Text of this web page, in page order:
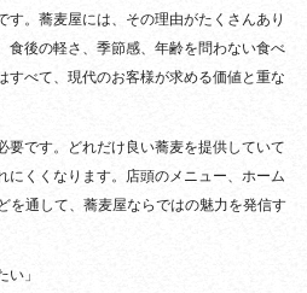
す。蕎麦屋には、その理由がたくさんあり
食後の軽さ、季節感、年齢を問わない食べ
すべて、現代のお客様が求める価値と重な
要です。どれだけ良い蕎麦を提供していて
にくくなります。店頭のメニュー、ホーム
を通して、蕎麦屋ならではの魅力を発信す
い」